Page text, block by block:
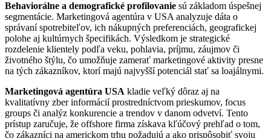
Behaviorálne a demografické profilovanie sú základom úspešnej
segmentácie. Marketingová agentúra v USA analyzuje dáta o
správaní spotrebiteľov, ich nákupných preferenciách, geografickej
polohe aj kultúrnych špecifikách. Výsledkom je strategické
rozdelenie klientely podľa veku, pohlavia, príjmu, záujmov či
životného štýlu, čo umožňuje zamerať marketingové aktivity presne
na tých zákazníkov, ktorí majú najvyšší potenciál stať sa loajálnymi.
Marketingová agentúra USA kladie veľký dôraz aj na
kvalitatívny zber informácií prostredníctvom prieskumov, focus
groups či analýz konkurencie a trendov v danom odvetví. Tento
prístup zaručuje, že offshore firma získava kľúčový prehľad o tom,
čo zákazníci na americkom trhu požadujú a ako prispôsobiť svoju